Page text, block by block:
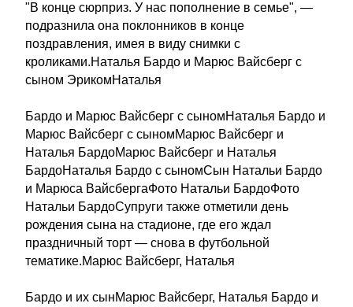
"В конце сюрприз. У нас пополнение в семье", —
подразнила она поклонников в конце
поздравления, имея в виду снимки с
кроликами.Наталья Бардо и Марюс Вайсберг с
сыном ЭрикомНаталья
Бардо и Марюс Вайсберг с сыномНаталья Бардо и
Марюс Вайсберг с сыномМарюс Вайсберг и
Наталья БардоМарюс Вайсберг и Наталья
БардоНаталья Бардо с сыномСын Натальи Бардо
и Марюса ВайсбергаФото Натальи БардоФото
Натальи БардоСупруги также отметили день
рождения сына на стадионе, где его ждал
праздничный торт — снова в футбольной
тематике.Марюс Вайсберг, Наталья
Бардо и их сынМарюс Вайсберг, Наталья Бардо и